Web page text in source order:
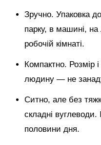
Зручно. Упаковка
парку, в машині, на
робочій кімнаті.
Компактно. Розмір
людину — не
Ситно, але без
складні
половини дня.